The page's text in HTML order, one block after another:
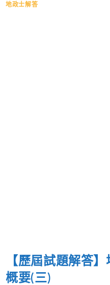
地政士解答
【歷屆試題解答
概要(三)